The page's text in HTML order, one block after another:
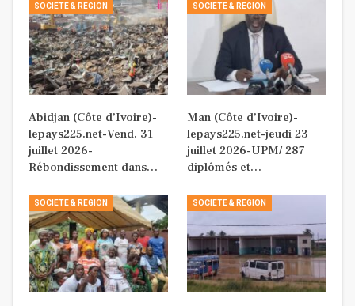
SOCIETE & REGION
Abidjan (Côte d’Ivoire)-
lepays225.net-Vend. 31
juillet 2026-
Rébondissement dans…
SOCIETE & REGION
Man (Côte d’Ivoire)-
lepays225.net-jeudi 23
juillet 2026-UPM/ 287
diplômés et…
SOCIETE & REGION SOCIETE & REGION